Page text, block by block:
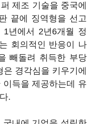
제조 기술을 중국에
끝에 징역형을 선고
년에서 2년6개월 정
회의적인 반응이 나
빼돌려 취득한 부당
경각심을 키우기에
이득을 제공하는데 유
.